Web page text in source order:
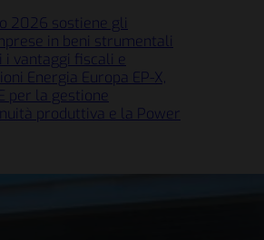
2026 sostiene gli
in beni strumentali
i vantaggi fiscali e
Energia Europa EP-X,
per la gestione
produttiva e la Power